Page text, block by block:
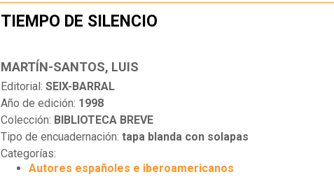
TIEMPO DE SILENCIO
MARTÍN-SANTOS, LUIS
Editorial: SEIX-BARRAL
Año de edición: 1998
Colección: BIBLIOTECA BREVE
Tipo de encuadernación: tapa blanda con solapas
Categorías:
Autores españoles e iberoamericanos